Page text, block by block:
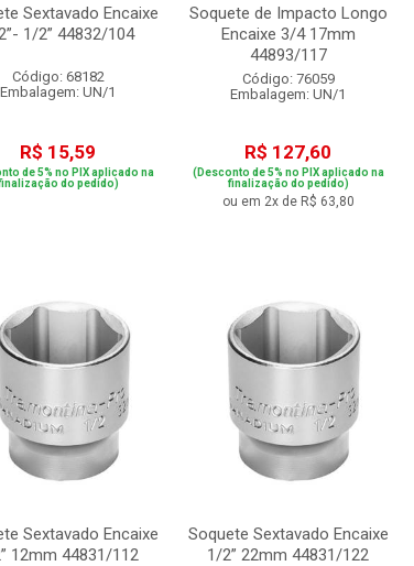
Sextavado Encaixe
1/2” 44832/104
Código: 68182
Embalagem: UN/1
R$ 15,59
de 5% no PIX aplicado na
do pedido)
Soquete de Impacto Longo
Encaixe 3/4 17mm
44893/117
Código: 76059
Embalagem: UN/1
R$ 127,60
(Desconto de 5% no PIX aplicado na
finalização do pedido)
ou em 2x de R$ 63,80
Sextavado Encaixe
12mm 44831/112
Soquete Sextavado Encaixe
1/2” 22mm 44831/122